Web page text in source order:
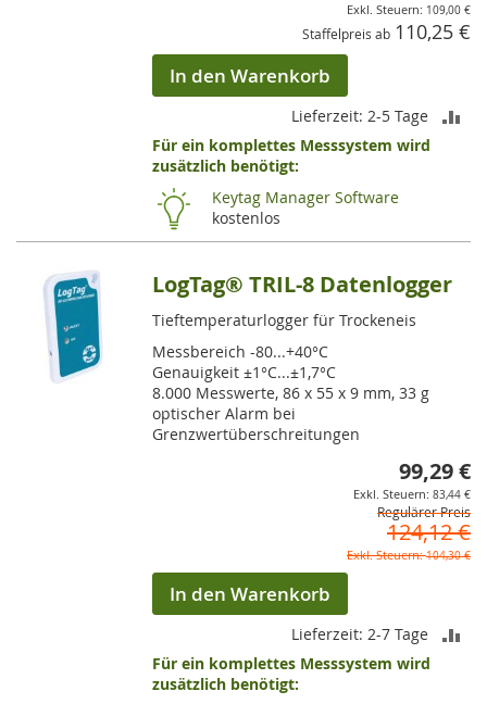
109,00 €
Staffelpreis ab 110,25 €
In den Warenkorb
Lieferzeit: 2-5 Tage
Für ein komplettes Messsystem wird
zusätzlich benötigt:
Keytag Manager Software
kostenlos
LogTag® TRIL-8 Datenlogger
Tieftemperaturlogger für Trockeneis
Messbereich -80...+40°C
Genauigkeit ±1°C...±1,7°C
8.000 Messwerte, 86 x 55 x 9 mm, 33 g
optischer Alarm bei
Grenzwertüberschreitungen
99,29 €
83,44 €
Regulärer Preis
124,12 €
104,30 €
In den Warenkorb
Lieferzeit: 2-7 Tage
Für ein komplettes Messsystem wird
zusätzlich benötigt: